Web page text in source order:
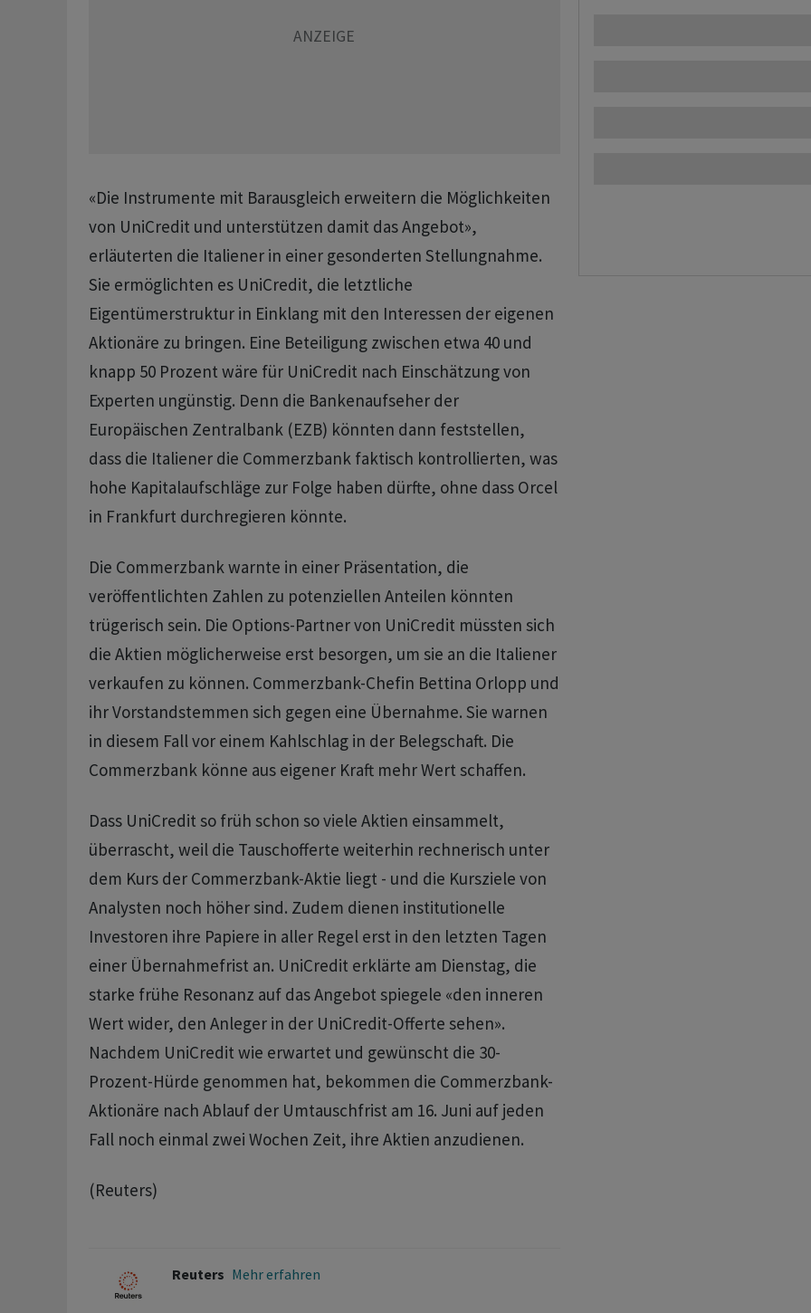
«Die Instrumente mit Barausgleich erweitern die Möglichkeiten
von UniCredit und ​unterstützen damit das Angebot»,
erläuterten die Italiener in einer gesonderten Stellungnahme.
Sie ermöglichten es UniCredit, ​die letztliche
Eigentümerstruktur in Einklang mit den Interessen der eigenen
Aktionäre zu ​bringen. Eine Beteiligung zwischen etwa 40 und
knapp 50 Prozent wäre für UniCredit nach Einschätzung von
Experten ungünstig. Denn die Bankenaufseher der
Europäischen Zentralbank (EZB) könnten dann feststellen,
‌dass die Italiener die Commerzbank faktisch kontrollierten, was
hohe Kapitalaufschläge zur Folge haben dürfte, ohne dass Orcel
in Frankfurt durchregieren könnte.
Die Commerzbank warnte in einer Präsentation, die
veröffentlichten Zahlen zu potenziellen Anteilen könnten
trügerisch sein. Die Options-Partner von UniCredit müssten sich
die Aktien ​möglicherweise erst ​besorgen, um sie an die Italiener
verkaufen zu können. Commerzbank-Chefin ⁠Bettina Orlopp und
ihr Vorstandstemmen sich gegen eine Übernahme. Sie warnen
in ​diesem Fall vor einem Kahlschlag in ⁠der Belegschaft. Die
Commerzbank könne aus eigener Kraft mehr Wert schaffen.
Dass UniCredit so früh schon so viele Aktien einsammelt,
überrascht, ‌weil die Tauschofferte weiterhin rechnerisch unter
dem Kurs der Commerzbank-Aktie liegt - und die Kursziele von
Analysten noch höher sind. Zudem dienen institutionelle
Investoren ihre Papiere in aller Regel erst in den letzten Tagen
einer Übernahmefrist an. ‌UniCredit erklärte am Dienstag, die
starke frühe Resonanz auf das Angebot spiegele «den inneren
Wert wider, ​den Anleger in der UniCredit-Offerte sehen».
Nachdem UniCredit wie erwartet und gewünscht die 30-
Prozent-Hürde genommen hat, bekommen die Commerzbank-
Aktionäre nach Ablauf der Umtauschfrist am 16. Juni auf jeden
Fall noch einmal zwei Wochen Zeit, ihre Aktien anzudienen.
(Reuters)
Reuters Mehr erfahren